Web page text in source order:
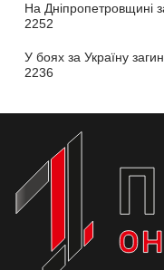
На Дніпропетровщині
2252
У боях за Україну
2236